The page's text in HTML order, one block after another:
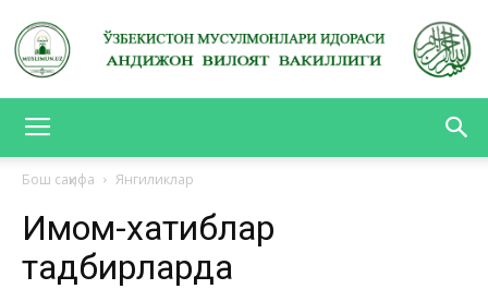
ВИЛОЯТ
Бош саҳифа Янгиликлар
Имом-хатиблар
тадбирларда